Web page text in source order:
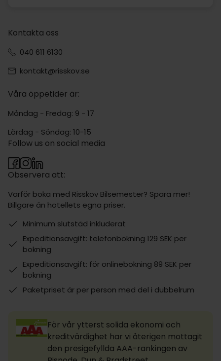
Kontakta oss
040 611 6130
kontakt@risskov.se
Våra öppetider är:
Måndag - Fredag: 9 - 17
Lördag - Söndag: 10-15
Observera att:
Varför boka med Risskov Bilsemester? Spara mer!
Billgare än hotellets egna priser.
Minimum slutstäd inkluderat
Expeditionsavgift: telefonbokning 129 SEK per
bokning
Expeditionsavgift: för onlinebokning 89 SEK per
bokning
Paketpriset är per person med del i dubbelrum
Follow us on social media
För vår ytterst solida ekonomi och
kreditvärdighet har vi återigen mottagit
den presigefyllda AAA-rankingen av